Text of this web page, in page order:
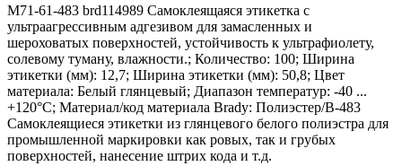
M71-61-483 brd114989 Самоклеящаяся этикетка с
ультраагрессивным адгезивом для замасленных и
шероховатых поверхностей, устойчивость к ультрафиолету,
солевому туману, влажности.; Количество: 100; Ширина
этикетки (мм): 12,7; Ширина этикетки (мм): 50,8; Цвет
материала: Белый глянцевый; Диапазон температур: -40 ...
+120°С; Материал/код материала Brady: Полиэстер/В-483
Самоклеящиеся этикетки из глянцевого белого полиэстра для
промышленной маркировки как ровых, так и грубых
поверхностей, нанесение штрих кода и т.д.